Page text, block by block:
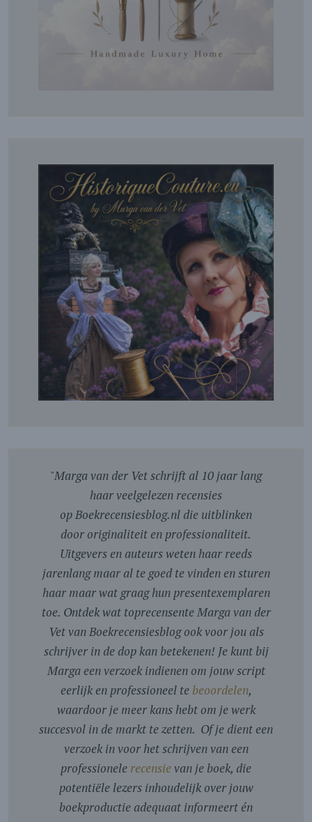
"Marga van der Vet schrijft al 10 jaar lang
haar veelgelezen recensies
op Boekrecensiesblog.nl die uitblinken
door originaliteit en professionaliteit.
Uitgevers en auteurs weten haar reeds
jarenlang maar al te goed te vinden en sturen
haar maar wat graag hun presentexemplaren
toe. Ontdek wat toprecensente Marga van der
Vet van Boekrecensiesblog ook voor jou als
schrijver in de dop kan betekenen! Je kunt bij
Marga een verzoek indienen om jouw script
eerlijk en professioneel te beoordelen,
waardoor je meer kans hebt om je werk
succesvol in de markt te zetten. Of je dient een
verzoek in voor het schrijven van een
professionele recensievan je boek, die
potentiële lezers inhoudelijk over jouw
boekproductie adequaat informeert én